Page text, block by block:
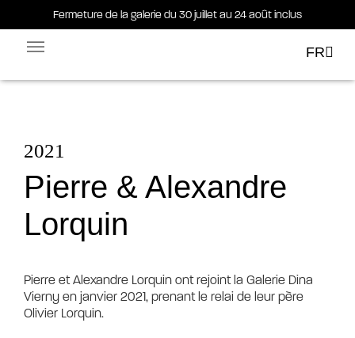
Fermeture de la galerie du 30 juillet au 24 août inclus
Fermeture de la galerie du 30 juillet au 24 août inclus
FR
2021
Pierre & Alexandre
Lorquin
Pierre et Alexandre Lorquin ont rejoint la Galerie Dina
Vierny en janvier 2021, prenant le relai de leur père
Olivier Lorquin.